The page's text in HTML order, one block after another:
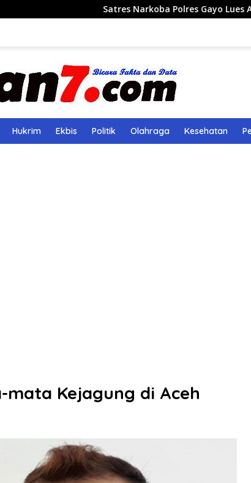
Satres Narkoba Polres Gayo Lues Amankan
Hukrim Ekbis Politik Olahraga Kesehatan
Kejagung di Aceh